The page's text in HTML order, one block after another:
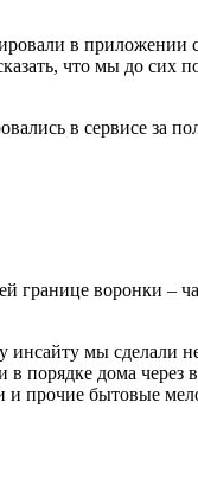
в
что мы до сих
в сервисе за
воронки –
инсайту мы
порядке дома
и прочие бытовые